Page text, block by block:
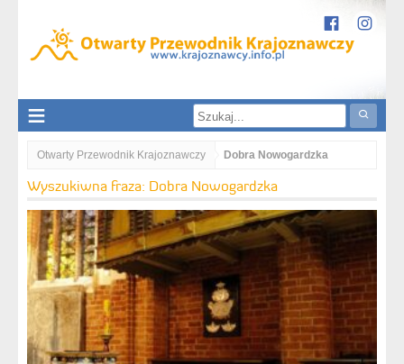
Otwarty Przewodnik Krajoznawczy Dobra Nowogardzka
Wyszukiwna fraza: Dobra Nowogardzka